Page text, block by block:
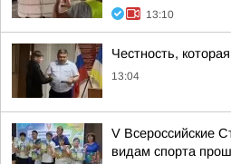
13:10
Честность,
13:04
V Всероссийские
видам спорта